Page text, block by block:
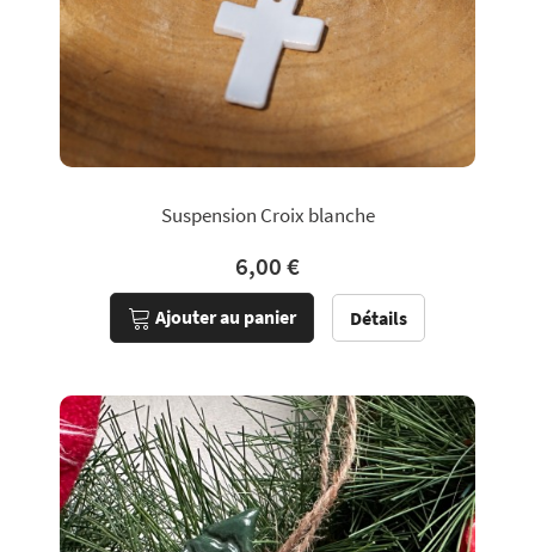
Suspension Croix blanche
6,00 €
Ajouter au panier Détails